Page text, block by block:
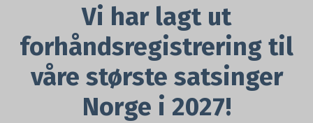
Vi har lagt ut
forhåndsregistrering til
våre største satsinger
Norge i 2027!